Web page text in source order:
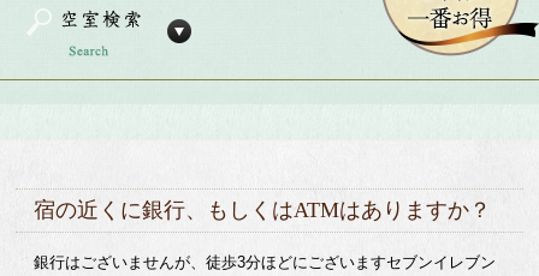
宿の近くに銀行、もしくはATMはありますか？
銀行はございませんが、徒歩3分ほどにございますセブンイレブン